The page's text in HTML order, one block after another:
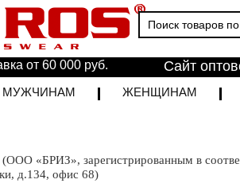
от 60 000 руб. Сайт
МУЖЧИНАМ ЖЕНЩИНАМ
(ООО «БРИЗ», зарегистрированным в
д.134, офис 68)